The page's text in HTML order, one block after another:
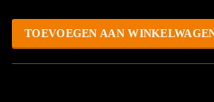
TOEVOEGEN AAN